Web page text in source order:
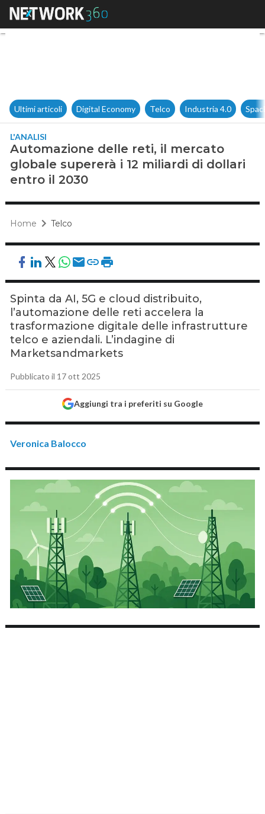
Automazione delle reti, il
Ultimi articoli Digital Economy Telco Industria 4.0
L'ANALISI
Automazione delle reti, il mercato
globale supererà i 12 miliardi di dollari
entro il 2030
Home Telco
Spinta da AI, 5G e cloud distribuito,
l’automazione delle reti accelera la
trasformazione digitale delle infrastrutture
telco e aziendali. L’indagine di
Marketsandmarkets
Pubblicato il 17 ott 2025
Aggiungi tra i preferiti su Google
Veronica Balocco